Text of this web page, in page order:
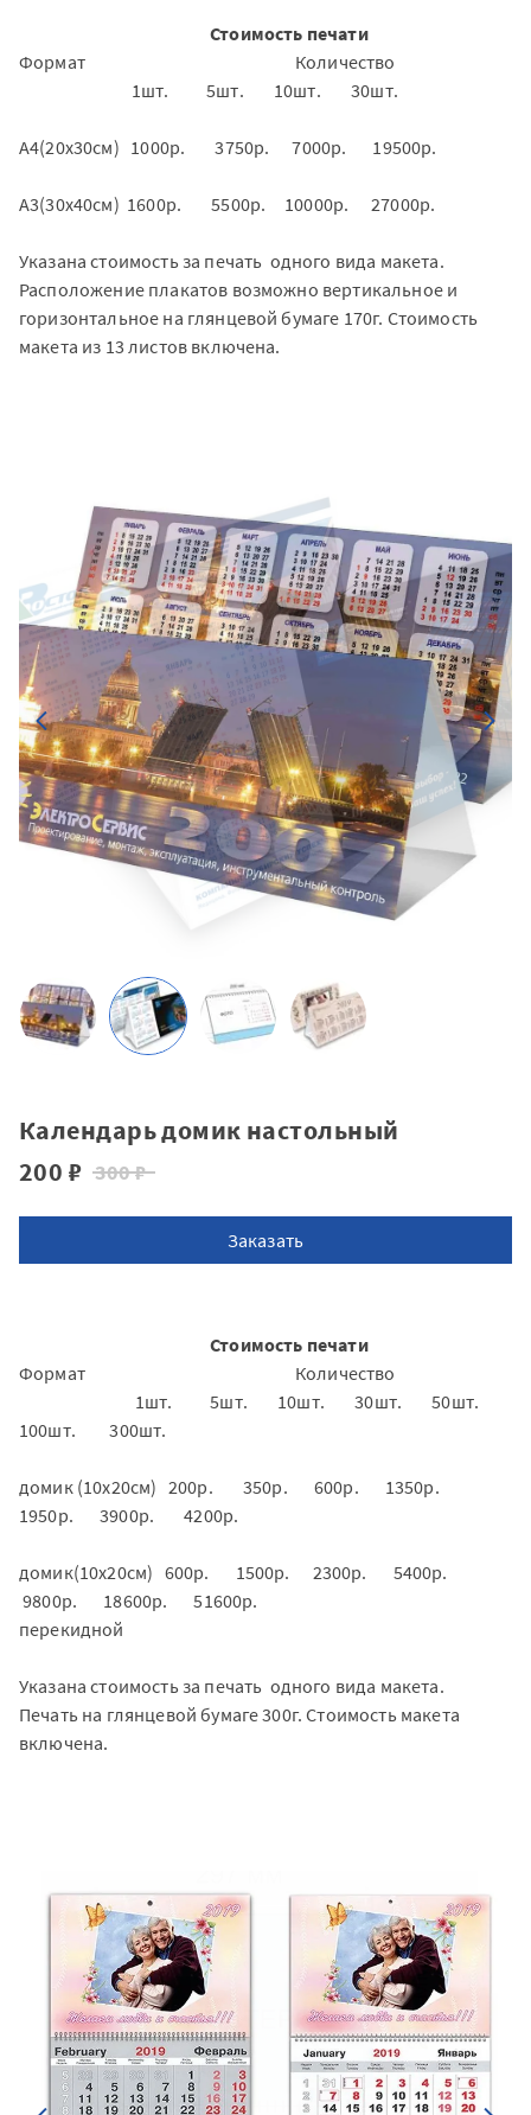
Стоимость печати
Формат Количество
1шт. 5шт. 10шт. 30шт.
А4(20х30см) 1000р. 3750р. 7000р. 19500р.
А3(30х40см) 1600р. 5500р. 10000р. 27000р.
Указана стоимость за печать одного вида макета.
​​​​Расположение плакатов возможно вертикальное и
горизонтальное на глянцевой бумаге 170г. Стоимость
макета из 13 листов включена.
Календарь домик настольный
200 ₽ 300 ₽
Заказать
Стоимость печати
Формат Количество
1шт. 5шт. 10шт. 30шт. 50шт.
100шт. 300шт.
домик (10х20см) 200р. 350р. 600р. 1350р.
1950р. 3900р. 4200р.
домик​​​​​(10х20см) 600р. 1500р. 2300р. 5400р.
9800р. 18600р. 51600р.
перекидной
Указана стоимость за печать одного вида макета.
Печать на глянцевой бумаге 300г. Стоимость макета
включена.